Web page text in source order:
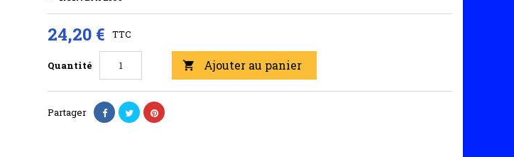
24,20 € TTC
Quantité  Ajouter au panier
Partager